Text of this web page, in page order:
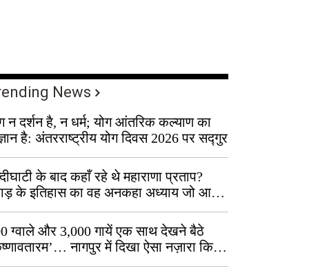
News
न दर्शन है, न धर्म; योग आंतरिक कल्याण का
है: अंतरराष्ट्रीय योग दिवस 2026 पर सद्गुर
के बाद कहाँ रहे थे महाराणा प्रताप?
के इतिहास का वह अनकहा अध्याय जो आज
में जीवित है
ग्वाले और 3,000 गायें एक साथ देखने बैठे
नागपुर में दिखा ऐसा नज़ारा कि
बोले, “ऐसा तो सिर्फ़ कृष्ण ही कर सकते हैं”